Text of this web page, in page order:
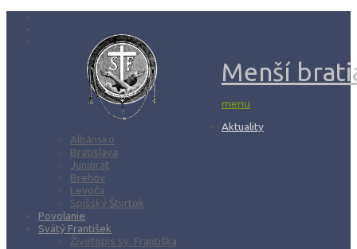
Menší
menu
Aktuality
Albánsko
Bratislava
Juniorát
Brehov
Levoča
Spišský Štvrtok
Povolanie
Svätý František
Životopis sv. Františka